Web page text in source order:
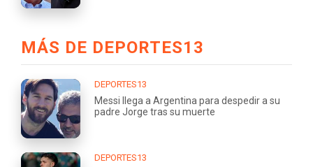
MÁS DE DEPORTES13
DEPORTES13
Messi llega a Argentina para despedir a su
padre Jorge tras su muerte
DEPORTES13